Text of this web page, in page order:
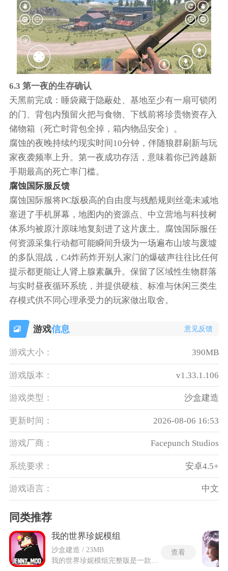
6.3 第一夜的生存确认
天黑前完成：睡袋藏于隐蔽处、基地至少有一扇可锁闭
的门、背包内预留火把与食物、下线前将珍贵物资存入
储物箱（死亡时背包全掉，箱内物品安全）。
腐蚀的夜晚持续约现实时间10分钟，伴随狼群刷新与玩
家夜袭频率上升。第一夜成功存活，意味着你已跨越新
手期最高的死亡率门槛。
腐蚀国际服反馈
腐蚀国际服将PC版极高的自由度与残酷规则丝毫未减地
塞进了手机屏幕，地图内的资源点、中立营地与科技树
体系均被原汁原味地复刻进了这片废土。腐蚀国际服任
何资源采集行动都可能瞬间升级为一场遍布山坡与废墟
的多队混战，C4炸药炸开别人家门的爆破声往往比任何
提示都更能让人肾上腺素飙升。保留了区域性生物群落
与实时昼夜循环系统，并提供硬核、标准与休闲三类生
存模式供不同心理承受力的玩家做出取舍。
游戏信息 意见反馈
游戏大小： 390MB
游戏版本： v1.33.1.106
游戏类型： 沙盒建造
更新时间： 2026-08-06 16:53
游戏厂商： Facepunch Studios
系统要求： 安卓4.5+
游戏语言： 中文
同类推荐
我的世界珍妮模组
沙盒建造 / 23MB
查看